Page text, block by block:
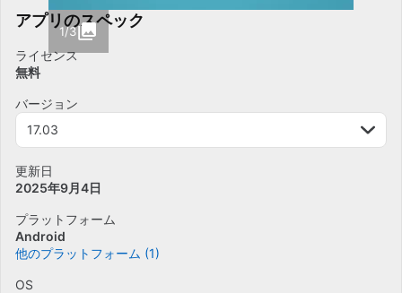
1/3
アプリのスペック
ライセンス
無料
バージョン
17.03
更新日
2025年9月4日
プラットフォーム
Android
他のプラットフォーム (1)
OS